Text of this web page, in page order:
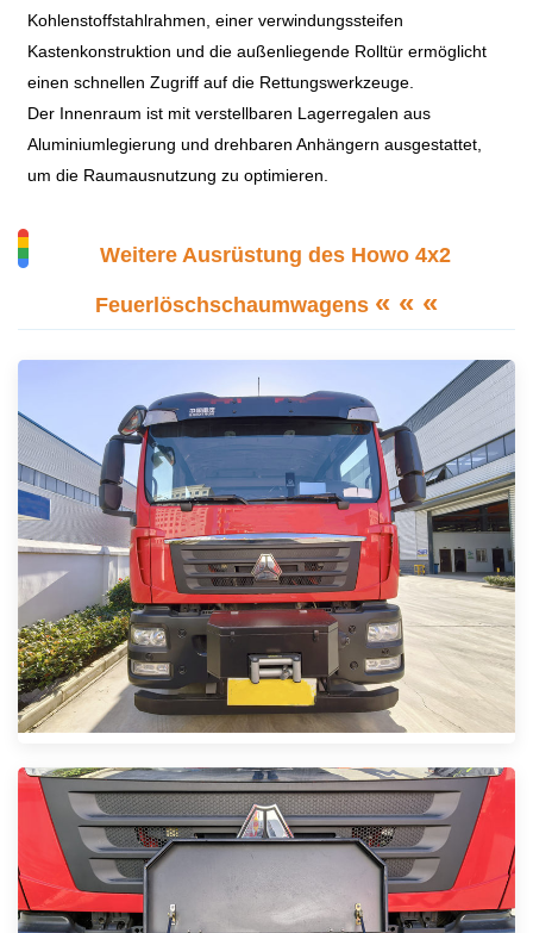
Kohlenstoffstahlrahmen, einer verwindungssteifen
Kastenkonstruktion und die außenliegende Rolltür ermöglicht
einen schnellen Zugriff auf die Rettungswerkzeuge.
Der Innenraum ist mit verstellbaren Lagerregalen aus
Aluminiumlegierung und drehbaren Anhängern ausgestattet,
um die Raumausnutzung zu optimieren.
Weitere Ausrüstung des Howo 4x2
Feuerlöschschaumwagens « « «